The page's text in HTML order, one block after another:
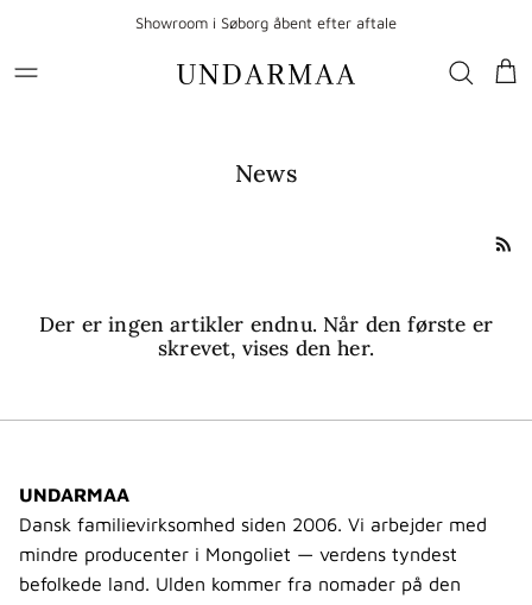
Showroom i Søborg åbent efter aftale
News
Der er ingen artikler endnu. Når den første er
skrevet, vises den her.
UNDARMAA
Dansk familievirksomhed siden 2006. Vi arbejder med
mindre producenter i Mongoliet — verdens tyndest
befolkede land. Ulden kommer fra nomader på den